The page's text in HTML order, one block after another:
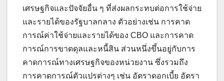
เศรษฐกิจและปัจจัยอื่น ๆ ที่ส่งผลกระทบต่อการใช้จ่าย
และรายได้ของรัฐบาลกลาง ตัวอย่างเช่น การคาด
การณ์ค่าใช้จ่ายและรายได้ของ CBO และการคาด
การณ์การขาดดุลและหนี้สิน ส่วนหนึ่งขึ้นอยู่กับการ
คาดการณ์ทางเศรษฐกิจของหน่วยงาน ซึ่งรวมถึง
การคาดการณ์ตัวแปรต่างๆ เช่น อัตราดอกเบี้ย อัตรา